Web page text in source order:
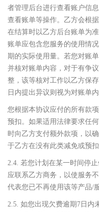
者管理后台进行查看账户信
查看账单等操作。乙方会根
在结算时以乙方后台账单为
账单应包含您服务的使用情
期的实际使用量。若您对账
并核对账单内容，对于有争
整，该等核对工作以乙方保
日内提出异议则视为对账单内
您根据本协议应付的所有款
预扣。如果适用法律要求任
时向乙方支付额外款项，以
于乙方在没有此类减免或预
2.4. 若您计划在某一时间停
应联系乙方商务，以使服务
代表您已不再使用该等产品/
2.5. 如您出现欠费逾期7日内